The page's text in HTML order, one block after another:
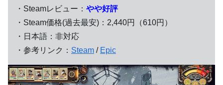
・Steamレビュー： やや好評
・Steam価格(過去最安)：2,440円（610円）
・日本語：非対応
・参考リンク： Steam / Epic